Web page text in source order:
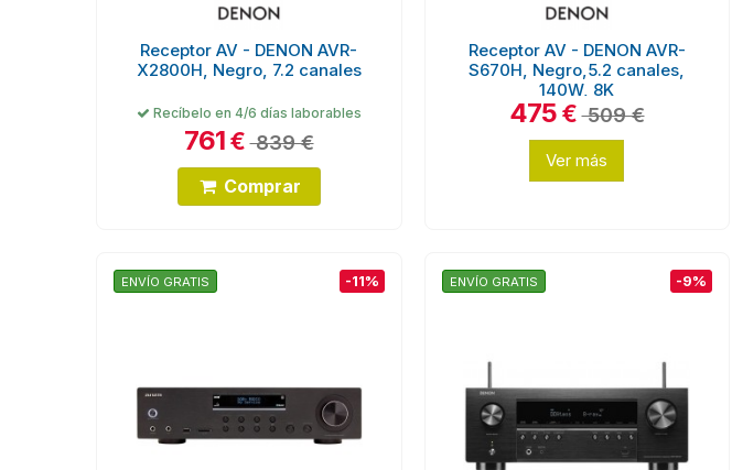
Receptor AV - DENON AVR-
X2800H, Negro, 7.2 canales
Recíbelo en 4/6 días laborables
761 € 839 €
Comprar
Receptor AV - DENON AVR-
S670H, Negro,5.2 canales,
140W, 8K
475 € 509 €
Ver más
ENVÍO GRATIS -11% ENVÍO GRATIS -9%